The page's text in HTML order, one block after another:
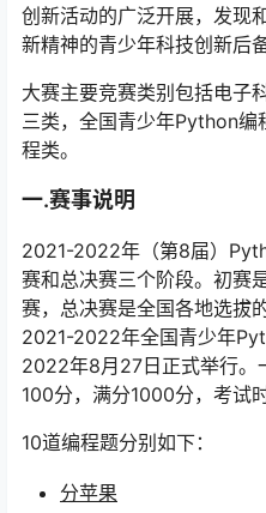
创新活动的广泛开展，发现
新精神的青少年科技创新后
大赛主要竞赛类别包括电子
三类，全国青少年Python编
程类。
一.赛事说明
2021-2022年（第8届）
赛和总决赛三个阶段。初赛
赛，总决赛是全国各地选拔
2021-2022年全国青少年
2022年8月27日正式举行。
100分，满分1000分，考试
10道编程题分别如下：
分苹果